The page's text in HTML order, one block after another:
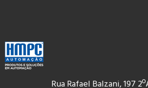
Rua Rafael Balzani, 197